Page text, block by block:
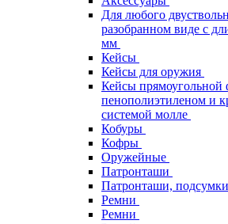
Для любого
разобранном виде с
мм
Кейсы
Кейсы для оружия
Кейсы прямоугольной
пенополиэтиленом и
системой молле
Кобуры
Кофры
Оружейные
Патронташи
Патронташи, подсумки
Ремни
Ремни